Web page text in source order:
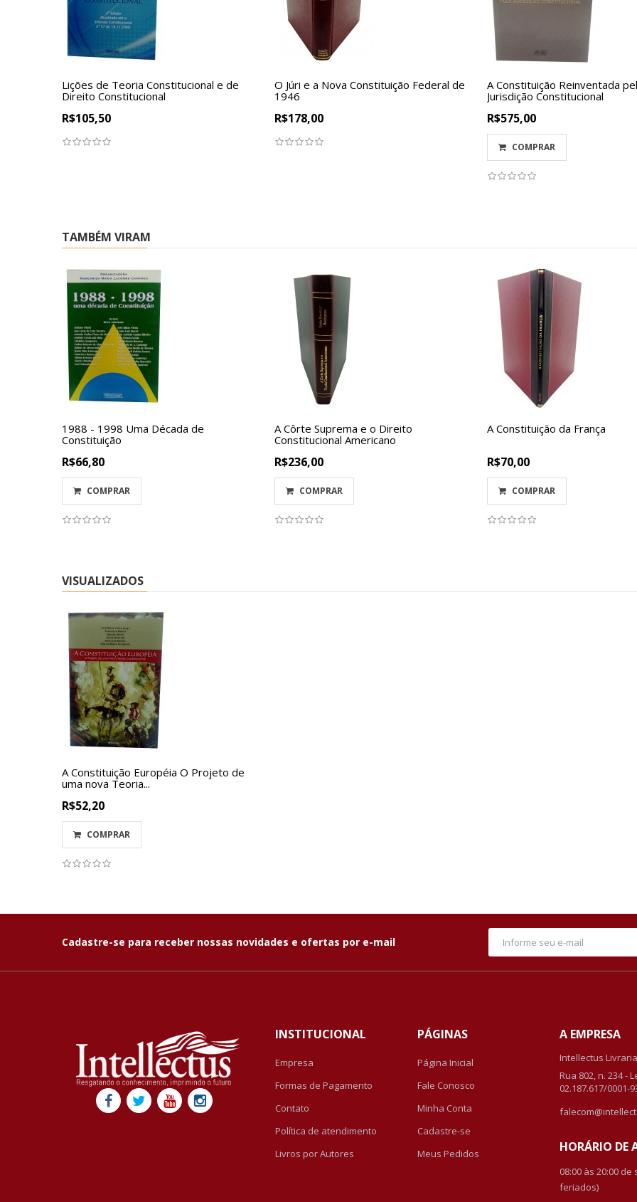
Lições de Teoria Constitucional e de
Direito Constitucional
R$105,50
O Júri e a Nova Constituição Federal de
1946
R$178,00
A Constituição Reinventada
Jurisdição Constitucional
R$575,00
COMPRAR
TAMBÉM VIRAM
1988 - 1998 Uma Década de
Constituição
R$66,80
COMPRAR
A Côrte Suprema e o Direito
Constitucional Americano
R$236,00
COMPRAR
A Constituição da França
R$70,00
COMPRAR
VISUALIZADOS
A Constituição Européia O Projeto de
uma nova Teoria...
R$52,20
COMPRAR
Cadastre-se para receber nossas novidades e ofertas por e-mail
INSTITUCIONAL
Empresa
Formas de Pagamento
Contato
Política de atendimento
Livros por Autores
PÁGINAS
Página Inicial
Fale Conosco
Minha Conta
Cadastre-se
Meus Pedidos
A EMPRESA
Intellectus Livraria
Rua 802, n. 234 -
02.187.617/0001-
HORÁRIO DE
08:00 às 20:00
feriados)